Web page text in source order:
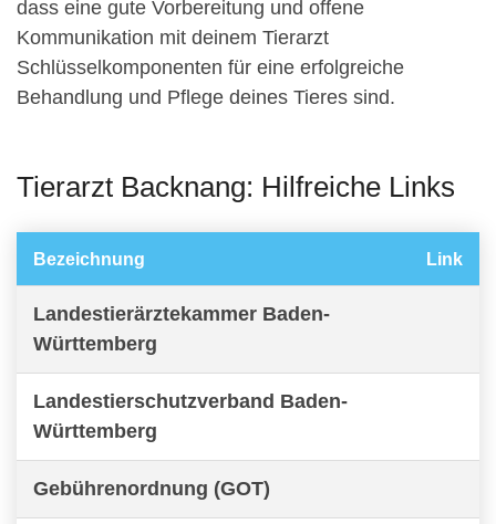
dass eine gute Vorbereitung und offene
Kommunikation mit deinem Tierarzt
Schlüsselkomponenten für eine erfolgreiche
Behandlung und Pflege deines Tieres sind.
Tierarzt Backnang: Hilfreiche Links
Bezeichnung Link
Landestierärztekammer Baden-
Württemberg
Landestierschutzverband Baden-
Württemberg
Gebührenordnung (GOT)